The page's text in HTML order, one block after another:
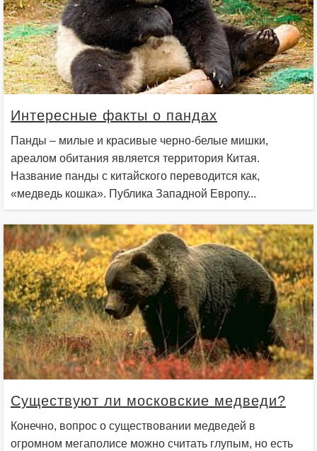
Интересные факты о пандах
Панды – милые и красивые черно-белые мишки,
ареалом обитания является территория Китая.
Название панды с китайского переводится как,
«медведь кошка». Публика Западной Европу...
Существуют ли московские медведи?
Конечно, вопрос о существовании медведей в
огромном мегаполисе можно считать глупым, но есть